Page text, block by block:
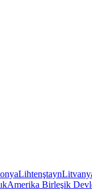
Lihtenştayn
Amerika Birleşik